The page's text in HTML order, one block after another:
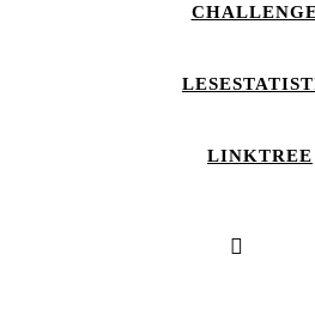
LINKTREE